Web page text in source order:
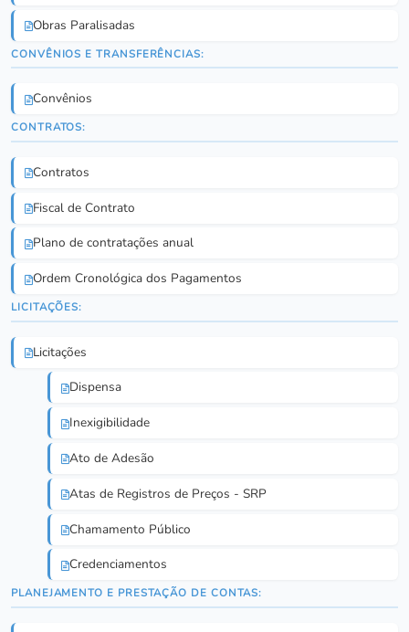
Obras Paralisadas
CONVÊNIOS E TRANSFERÊNCIAS:
Convênios
CONTRATOS:
Contratos
Fiscal de Contrato
Plano de contratações anual
Ordem Cronológica dos Pagamentos
LICITAÇÕES:
Licitações
Dispensa
Inexigibilidade
Ato de Adesão
Atas de Registros de Preços - SRP
Chamamento Público
Credenciamentos
PLANEJAMENTO E PRESTAÇÃO DE CONTAS: